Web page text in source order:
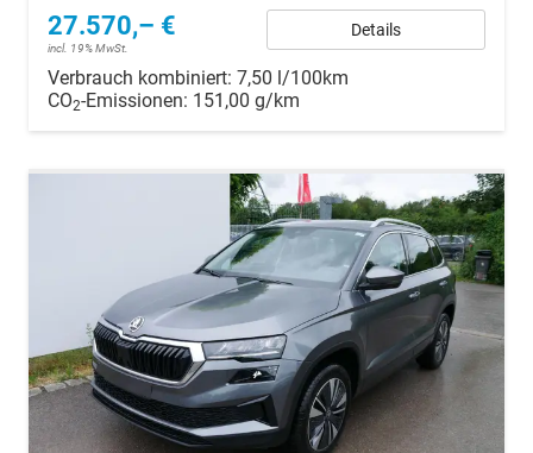
27.570,– €
incl. 19% MwSt.
Details
Verbrauch kombiniert: 7,50 l/100km
CO2-Emissionen: 151,00 g/km